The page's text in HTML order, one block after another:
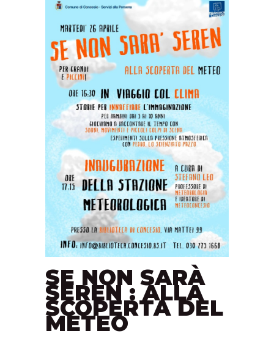
SE NON SARÀ
SEREN : ALLA
SCOPERTA DEL
METEO